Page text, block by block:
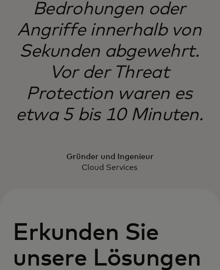
Bedrohungen oder
Angriffe innerhalb von
Sekunden abgewehrt.
Vor der Threat
Protection waren es
etwa 5 bis 10 Minuten.
Gründer und Ingenieur
Cloud Services
Erkunden Sie
unsere Lösungen